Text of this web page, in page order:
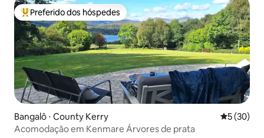
Entre os melhores preferidos dos hóspedes
Preferido dos hóspedes
Bangalô ⋅ County Kerry 5 de uma
5 (30)
Acomodação em Kenmare Árvores de prata